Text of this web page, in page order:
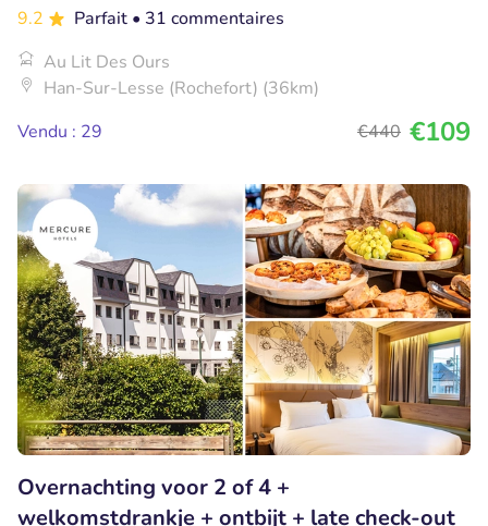
9.2 Parfait • 31 commentaires
Au Lit Des Ours
Han-Sur-Lesse (Rochefort) (36km)
Vendu : 29
€440 €109
Overnachting voor 2 of 4 +
welkomstdrankje + ontbijt + late check-out